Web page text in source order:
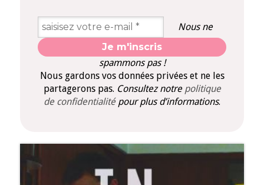
Nous ne
spammons pas !
Nous gardons vos données privées et ne les
partagerons pas. Consultez notre politique
de confidentialité pour plus d’informations.